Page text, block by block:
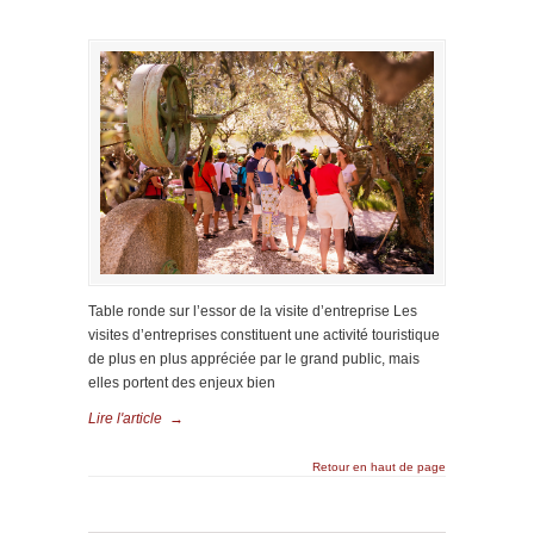
Table ronde sur l’essor de la visite d’entreprise Les
visites d’entreprises constituent une activité touristique
de plus en plus appréciée par le grand public, mais
elles portent des enjeux bien
Lire l'article →
Retour en haut de page